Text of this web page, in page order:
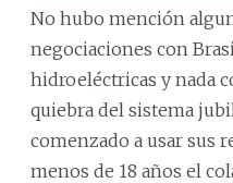
No hubo mención
negociaciones con
hidroeléctricas y nada
quiebra del sistema
comenzado a usar sus
menos de 18 años el